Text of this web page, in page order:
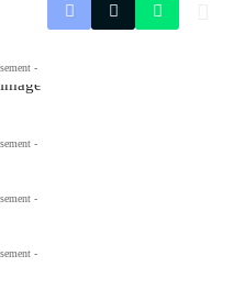
-
-
-
-